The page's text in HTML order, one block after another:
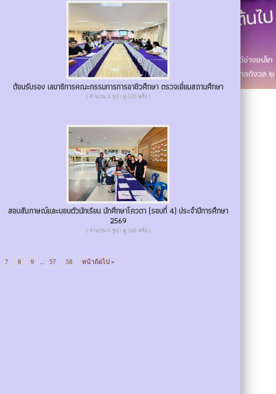
7 8 9 ... 57 58 หน้าถัดไป »
ต้อนรับรอง เลขาธิการคณะกรรมการการอาชีวศึกษา ตรวจเยี่ยมสถานศึกษา
( จำนวน 0 รูป / ดู 529 ครั้ง )
สอบสัมภาษณ์และมอบตัวนักเรียน นักศึกษาโควตา (รอบที่ 4) ประจำปีการศึกษา
2569
( จำนวน 0 รูป / ดู 568 ครั้ง )